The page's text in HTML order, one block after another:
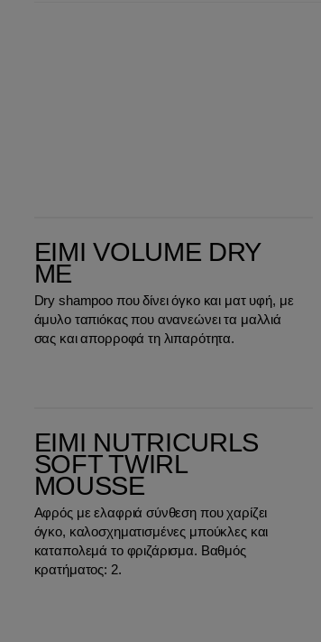
EIMI VOLUME DRY
ME
Dry shampoo που δίνει όγκο και ματ υφή, με
άμυλο ταπιόκας που ανανεώνει τα μαλλιά
σας και απορροφά τη λιπαρότητα.
EIMI NUTRICURLS
SOFT TWIRL
MOUSSE
Αφρός με ελαφριά σύνθεση που χαρίζει
όγκο, καλοσχηματισμένες μπούκλες και
καταπολεμά το φριζάρισμα. Βαθμός
κρατήματος: 2.